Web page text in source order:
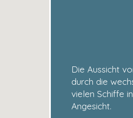
Die Aussicht
durch die
vielen Schiffe
Angesicht.